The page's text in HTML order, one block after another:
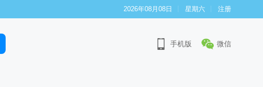
2026年08月08日 星期六 注册
手机版 微信